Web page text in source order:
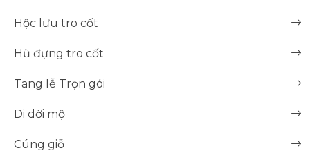
Hộc lưu tro cốt
Hũ đựng tro cốt
Tang lễ Trọn gói
Di dời mộ
Cúng giỗ